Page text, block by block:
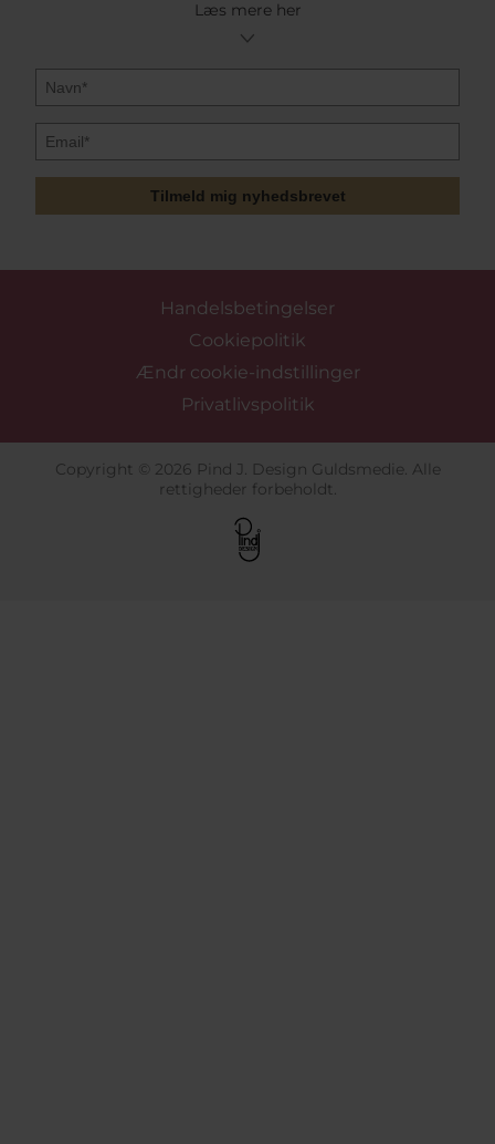
Læs mere her
Tilmeld mig nyhedsbrevet
Handelsbetingelser
Cookiepolitik
Ændr cookie-indstillinger
Privatlivspolitik
Copyright © 2026 Pind J. Design Guldsmedie. Alle
rettigheder forbeholdt.